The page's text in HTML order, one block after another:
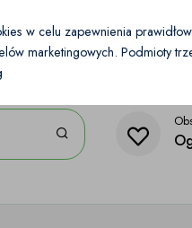
w celu zapewnienia
marketingowych. Podmioty